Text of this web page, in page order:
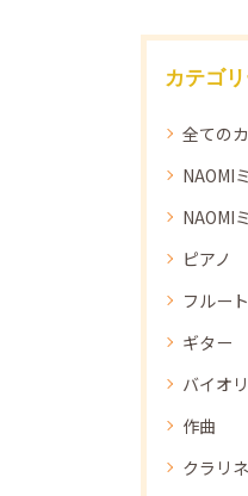
カテゴ
全ての
NAOMI
NAOMI
ピアノ
フルート
ギター
バイオ
作曲
クラリ